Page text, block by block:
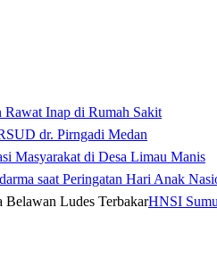
Rawat Inap di Rumah Sakit
dr. Pirngadi Medan‎
Masyarakat di Desa Limau Manis
saat Peringatan Hari Anak
HNSI